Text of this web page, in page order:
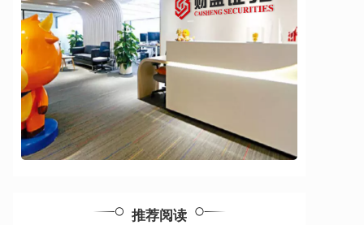
推荐阅读